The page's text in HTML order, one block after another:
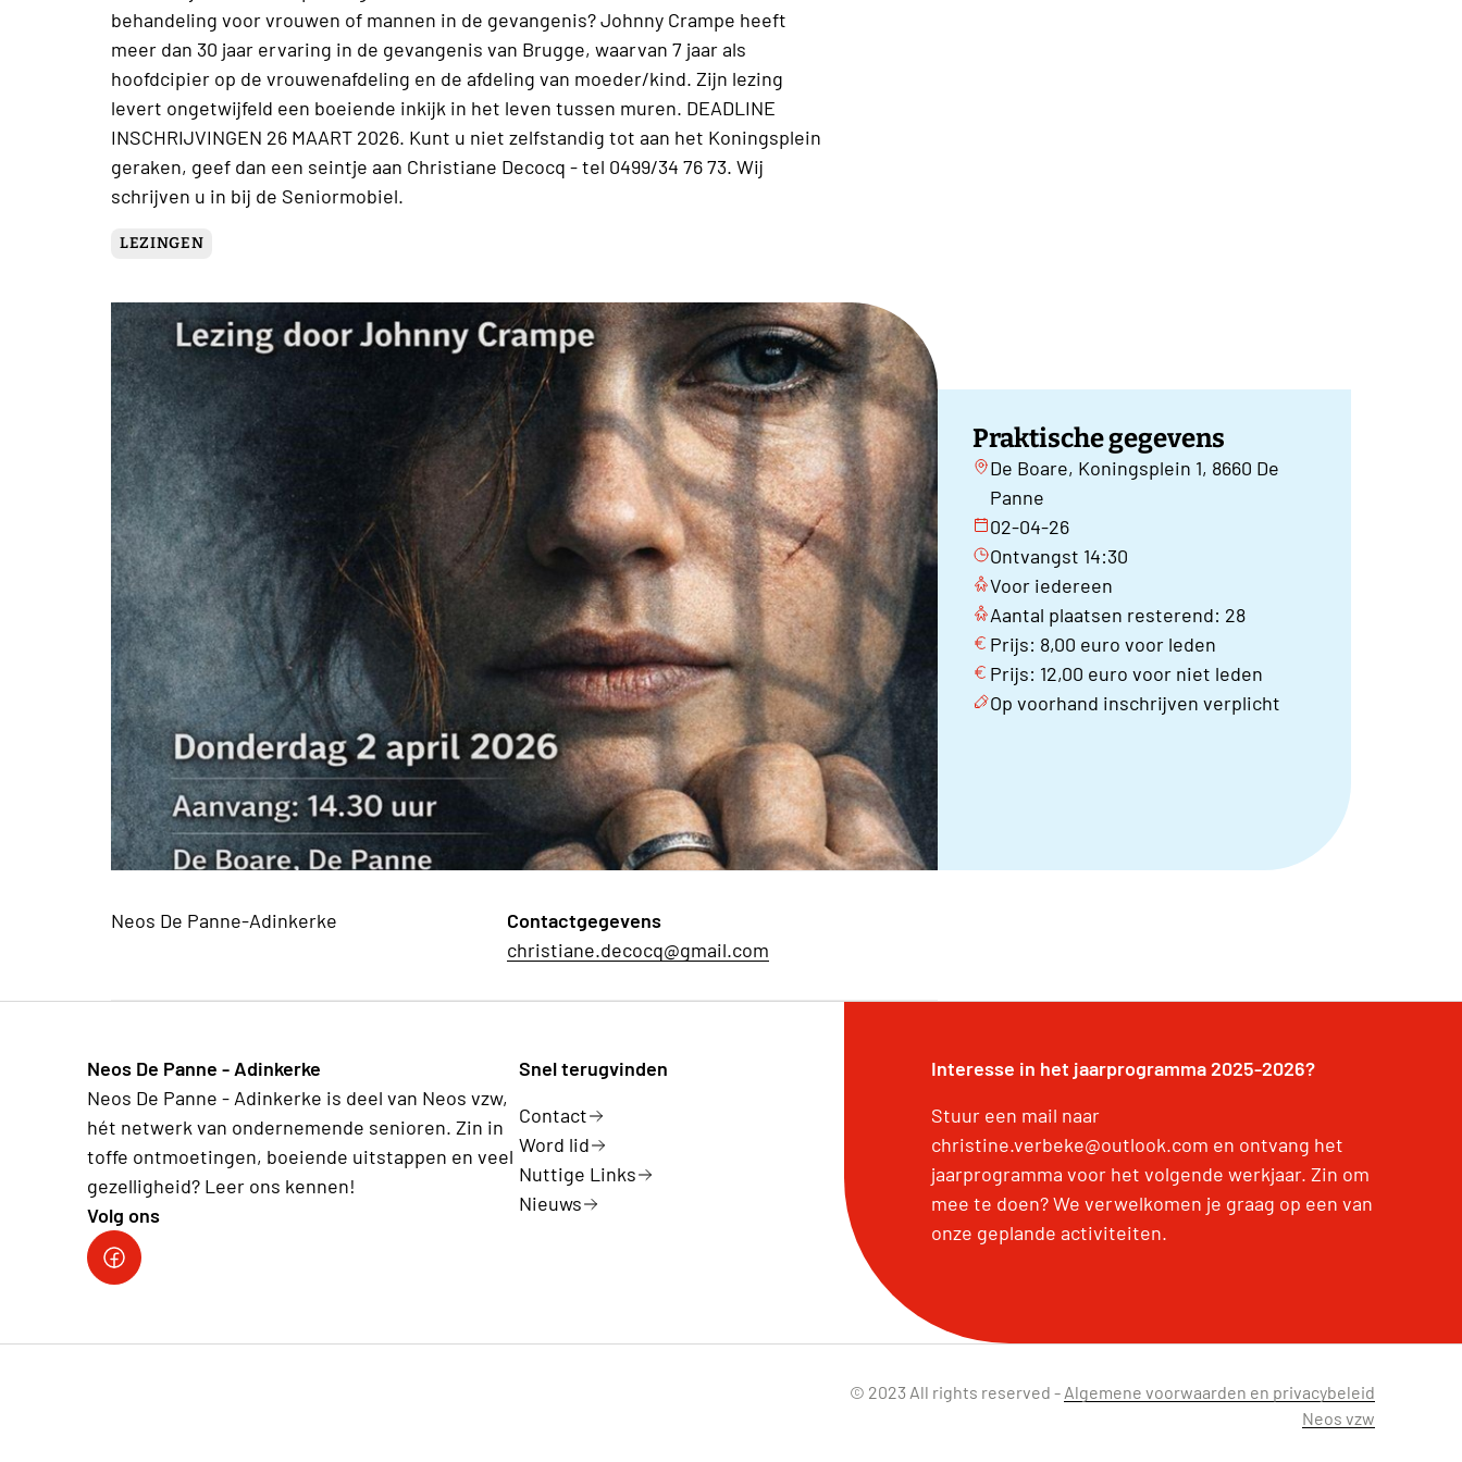
behandeling voor vrouwen of mannen in de gevangenis? Johnny Crampe heeft
meer dan 30 jaar ervaring in de gevangenis van Brugge, waarvan 7 jaar als
hoofdcipier op de vrouwenafdeling en de afdeling van moeder/kind. Zijn lezing
levert ongetwijfeld een boeiende inkijk in het leven tussen muren. DEADLINE
INSCHRIJVINGEN 26 MAART 2026. Kunt u niet zelfstandig tot aan het Koningsplein
geraken, geef dan een seintje aan Christiane Decocq - tel 0499/34 76 73. Wij
schrijven u in bij de Seniormobiel.
LEZINGEN
Praktische gegevens
De Boare, Koningsplein 1, 8660 De
Panne
02-04-26
Ontvangst 14:30
Voor iedereen
Aantal plaatsen resterend: 28
Prijs: 8,00 euro voor leden
Prijs: 12,00 euro voor niet leden
Op voorhand inschrijven verplicht
Neos De Panne-Adinkerke
Contactgegevens
christiane.decocq@gmail.com
Neos De Panne - Adinkerke
Neos De Panne - Adinkerke is deel van Neos vzw,
hét netwerk van ondernemende senioren. Zin in
toffe ontmoetingen, boeiende uitstappen en veel
gezelligheid? Leer ons kennen!
Volg ons
Facebookpagina Neos De Panne - Adinkerke
Snel terugvinden
Contact
Word lid
Nuttige Links
Nieuws
Interesse in het jaarprogramma 2025-2026?
Stuur een mail naar
christine.verbeke@outlook.com en ontvang het
jaarprogramma voor het volgende werkjaar. Zin om
mee te doen? We verwelkomen je graag op een van
onze geplande activiteiten.
© 2023 All rights reserved - Algemene voorwaarden en privacybeleid
Neos vzw